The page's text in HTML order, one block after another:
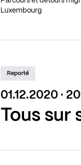
Luxembourg
Reporté
01.12.2020 ·
Tous sur